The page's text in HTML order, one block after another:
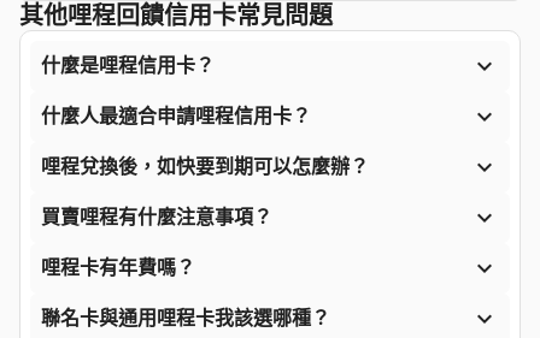
其他哩程回饋信用卡常見問題
什麼是哩程信用卡？ 
什麼人最適合申請哩程信用卡？ 
哩程兌換後，如快要到期可以怎麼辦？ 
買賣哩程有什麼注意事項？ 
哩程卡有年費嗎？ 
聯名卡與通用哩程卡我該選哪種？ 